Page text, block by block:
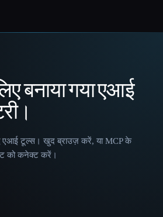
बनाया गया एआई
एआई टूल्स। खुद ब्राउज़ करें, या MCP के
को कनेक्ट करें।